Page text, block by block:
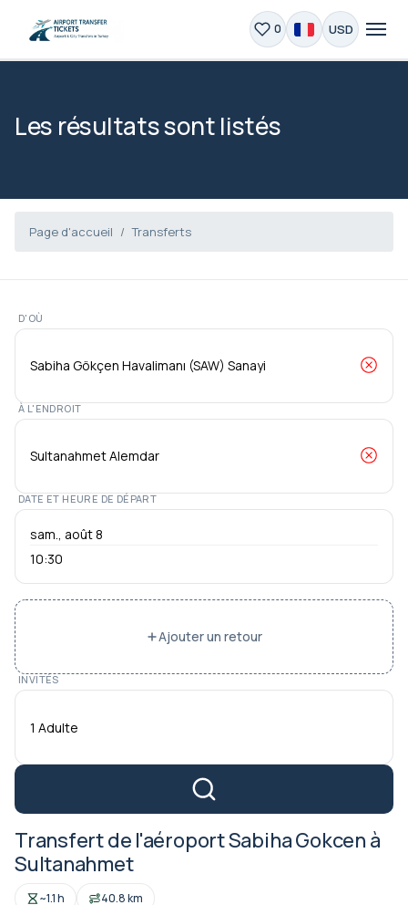
0 USD
Les résultats sont listés
Page d'accueil Transferts
D'OÙ
À L'ENDROIT
DATE ET HEURE DE DÉPART
10:30
Ajouter un retour
INVITÉS
1 Adulte
Transfert de l'aéroport Sabiha Gokcen à
Sultanahmet
~1.1 h 40.8 km